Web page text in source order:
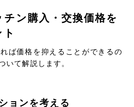
ン購入・交換価格を
ば価格を抑えることができるの
いて解説します。
ョンを考える